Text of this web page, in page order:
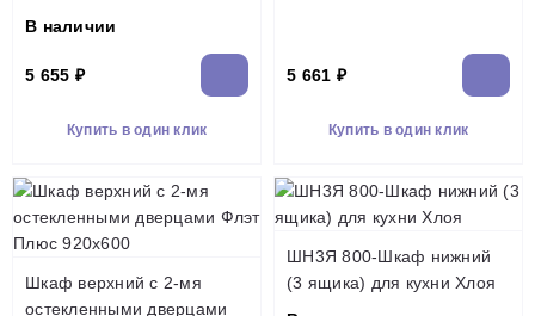
В наличии
5 655 ₽
Купить в один клик
5 661 ₽
Купить в один клик
Шкаф верхний с 2-мя
остекленными дверцами
ШН3Я 800-Шкаф нижний
(3 ящика) для кухни Хлоя